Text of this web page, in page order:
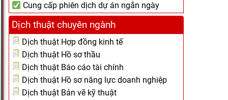
Cung cấp phiên dịch dự án ngắn ngày
Dịch thuật chuyên ngành
Dịch thuật Hợp đồng kinh tế
Dịch thuật Hồ sơ thầu
Dịch thuật Báo cáo tài chính
Dịch thuật Hồ sơ năng lực doanh nghiệp
Dịch thuật Bản vẽ kỹ thuật